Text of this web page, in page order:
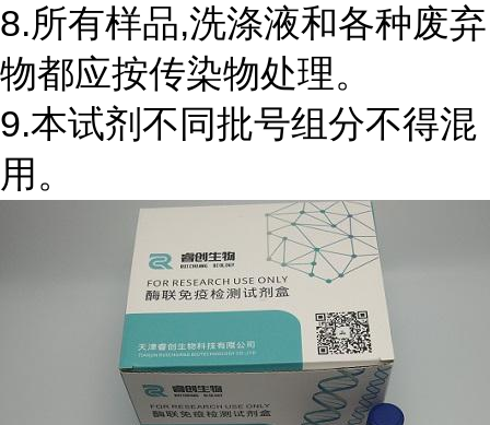
8.所有样品,洗涤液和各种废弃
物都应按传染物处理。
9.本试剂不同批号组分不得混
用。